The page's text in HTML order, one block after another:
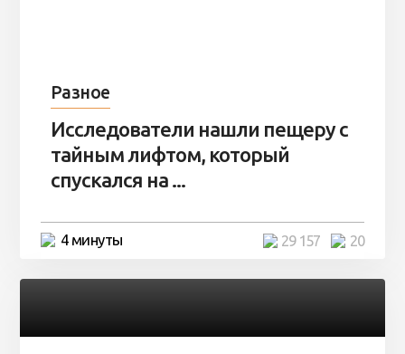
Разное
Исследователи нашли пещеру с
тайным лифтом, который
спускался на ...
4 минуты 20
29 157